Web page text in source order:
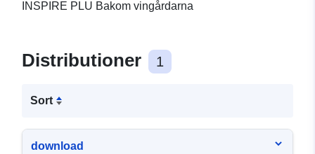
INSPIRE PLU Bakom vingårdarna
Distributioner 1
Sort
download